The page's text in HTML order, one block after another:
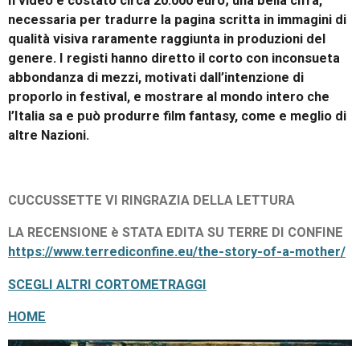
necessaria per tradurre la pagina scritta in immagini di
qualità visiva raramente raggiunta in produzioni del
genere. I registi hanno diretto il corto con inconsueta
abbondanza di mezzi, motivati dall’intenzione di
proporlo in festival, e mostrare al mondo intero che
l’Italia sa e può produrre film fantasy, come e meglio di
altre Nazioni.
CUCCUSSETTE VI RINGRAZIA DELLA LETTURA
LA RECENSIONE è STATA EDITA SU TERRE DI CONFINE
https://www.terrediconfine.eu/the-story-of-a-mother/
SCEGLI ALTRI CORTOMETRAGGI
HOME